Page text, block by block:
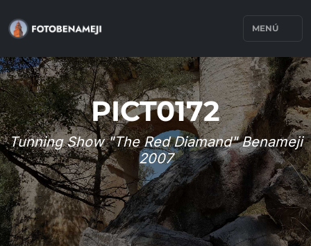
MENÚ
PICT0172
Tunning Show "The Red Diamand" Benameji
2007